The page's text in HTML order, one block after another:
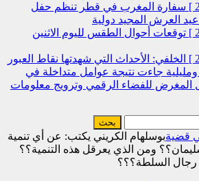
سفارة المغرب في قطر تنظم حفل
عيد العرش المجيد دولية
توقعات أحوال الطقس لليوم الاثنين
الخلفي: الأحداث التي شهدتها نقاط العبور
ومليلية جاءت نتيجة عوامل متداخلة في
المغرض للفضاء الرقمي وترويج معلومات
قضيةبوسلهام الكريني يكتب: عن أي تنمية
ومن الذي يعرقل هذه التنمية؟؟
رجال السلطة؟؟؟